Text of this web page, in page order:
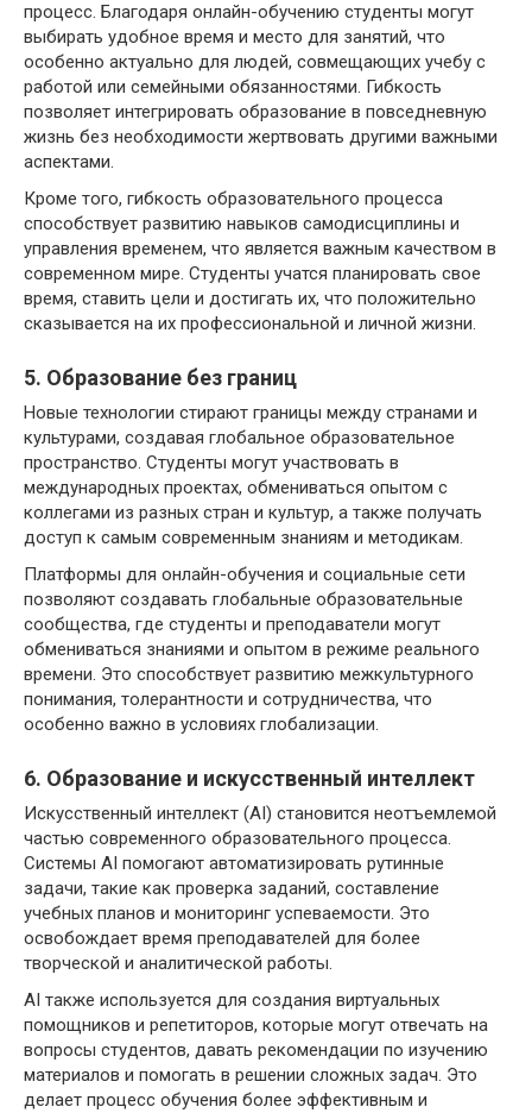
процесс. Благодаря онлайн-обучению студенты могут
выбирать удобное время и место для занятий, что
особенно актуально для людей, совмещающих учебу с
работой или семейными обязанностями. Гибкость
позволяет интегрировать образование в повседневную
жизнь без необходимости жертвовать другими важными
аспектами.
Кроме того, гибкость образовательного процесса
способствует развитию навыков самодисциплины и
управления временем, что является важным качеством в
современном мире. Студенты учатся планировать свое
время, ставить цели и достигать их, что положительно
сказывается на их профессиональной и личной жизни.
5. Образование без границ
Новые технологии стирают границы между странами и
культурами, создавая глобальное образовательное
пространство. Студенты могут участвовать в
международных проектах, обмениваться опытом с
коллегами из разных стран и культур, а также получать
доступ к самым современным знаниям и методикам.
Платформы для онлайн-обучения и социальные сети
позволяют создавать глобальные образовательные
сообщества, где студенты и преподаватели могут
обмениваться знаниями и опытом в режиме реального
времени. Это способствует развитию межкультурного
понимания, толерантности и сотрудничества, что
особенно важно в условиях глобализации.
6. Образование и искусственный интеллект
Искусственный интеллект (AI) становится неотъемлемой
частью современного образовательного процесса.
Системы AI помогают автоматизировать рутинные
задачи, такие как проверка заданий, составление
учебных планов и мониторинг успеваемости. Это
освобождает время преподавателей для более
творческой и аналитической работы.
AI также используется для создания виртуальных
помощников и репетиторов, которые могут отвечать на
вопросы студентов, давать рекомендации по изучению
материалов и помогать в решении сложных задач. Это
делает процесс обучения более эффективным и